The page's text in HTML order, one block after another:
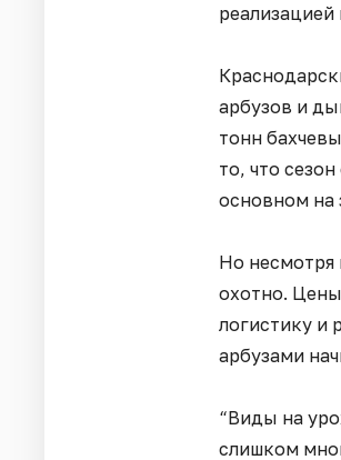
арбузов и
тонн
то, что
основном на
Но несмотря
охотно. Цены
логистику и
арбузами
“Виды на
слишком